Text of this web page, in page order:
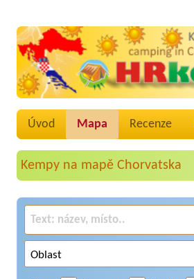
Úvod Mapa Recenze
Kempy na mapě Chorvatska